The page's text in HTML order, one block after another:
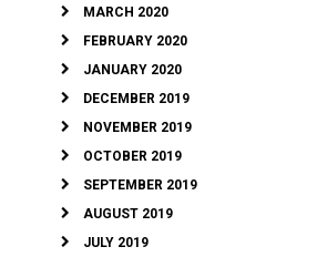
MARCH 2020
FEBRUARY 2020
JANUARY 2020
DECEMBER 2019
NOVEMBER 2019
OCTOBER 2019
SEPTEMBER 2019
AUGUST 2019
JULY 2019